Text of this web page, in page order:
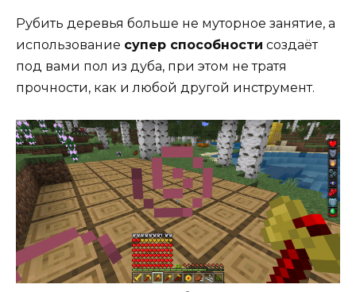
Рубить деревья больше не муторное занятие, а
использование супер способности создаёт
под вами пол из дуба, при этом не тратя
прочности, как и любой другой инструмент.